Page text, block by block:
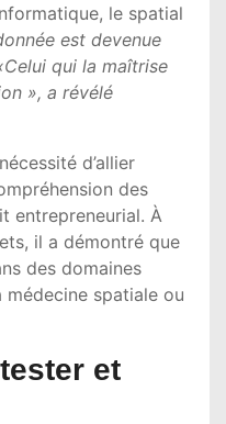
le spatial
est devenue
qui la maîtrise
», a révélé
d’allier
des
entrepreneurial. À
il a démontré que
des domaines
médecine spatiale ou
et